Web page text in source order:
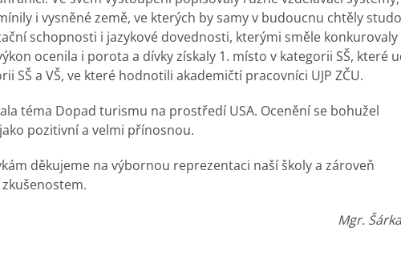
i vysněné země, ve kterých by samy v budoucnu chtěly
schopnosti i jazykové dovednosti, kterými směle konkurovaly
ocenila i porota a dívky získaly 1. místo v kategorii SŠ, které
SŠ a VŠ, ve které hodnotili akademičtí pracovníci UJP ZČU.
téma Dopad turismu na prostředí USA. Ocenění se bohužel
pozitivní a velmi přínosnou.
děkujeme na výbornou reprezentaci naší školy a zároveň
Mgr.